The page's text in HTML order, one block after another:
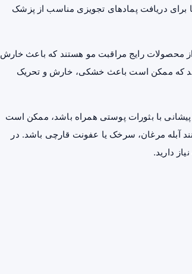
برای دریافت پمادهای تجویزی مناسب از پزشک
محصولات رایج مراقبت مو هستند که باعث خارش
که ممکن است باعث خشکی، خارش و تحریک
با بثورات پوستی همراه باشد، ممکن است
آبله مرغان، سرخک یا عفونت قارچی باشد. در
دارید.